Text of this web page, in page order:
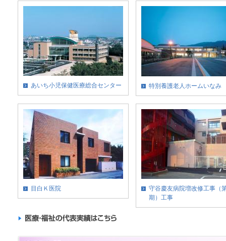
あいち小児保健医療総合センター 特別養護老人ホームいなみ
目白Ｋ医院
守谷慶友病院増改修工事（
期）工事